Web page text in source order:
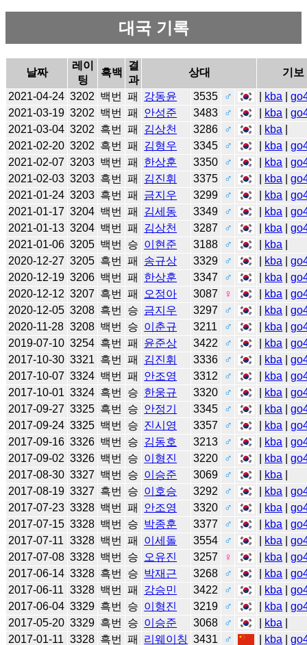
대국 기록
날짜
레이
팅
흑백
결
과
상대 기보
2021-04-24 3202 백번 패 강동윤 3535 ♂ kba |
2021-03-19 3202 백번 패 안성준 3483 ♂ kba |
2021-03-04 3202 흑번 패 김상천 3286 ♂ kba
2021-02-20 3202 흑번 패 김형우 3345 ♂ kba |
2021-02-07 3203 백번 패 한상훈 3350 ♂ kba |
2021-02-03 3203 흑번 패 김진휘 3375 ♂ kba |
2021-01-24 3203 흑번 패 금지우 3299 ♂ kba |
2021-01-17 3204 백번 패 김세동 3349 ♂ kba |
2021-01-13 3204 백번 패 김상천 3287 ♂ kba |
2021-01-06 3205 백번 승 이현준 3188 ♂ kba
2020-12-27 3205 흑번 패 송규상 3329 ♂ kba |
2020-12-19 3206 백번 패 한상훈 3347 ♂ kba |
2020-12-12 3207 흑번 패 오정아 3087 ♀ kba |
2020-12-05 3208 흑번 승 금지우 3297 ♂ kba |
2020-11-28 3208 백번 승 이춘규 3211 ♂ kba |
2019-07-10 3254 흑번 패 윤준상 3422 ♂ kba |
2017-10-30 3321 흑번 패 김진휘 3336 ♂ kba |
2017-10-07 3324 백번 패 안조영 3312 ♂ kba |
2017-10-01 3324 흑번 승 한웅규 3320 ♂ kba |
2017-09-27 3325 흑번 승 안정기 3345 ♂ kba |
2017-09-24 3325 백번 승 진시영 3357 ♂ kba |
2017-09-16 3326 백번 승 김동호 3213 ♂ kba |
2017-09-02 3326 백번 승 이형진 3220 ♂ kba |
2017-08-30 3327 백번 승 이승준 3069 ♂ kba
2017-08-19 3327 흑번 승 이호승 3292 ♂ kba |
2017-07-23 3328 백번 패 안조영 3320 ♂ kba |
2017-07-15 3328 백번 승 박종훈 3377 ♂ kba |
2017-07-11 3328 백번 패 이세돌 3554 ♂ kba |
2017-07-08 3328 백번 승 오유진 3257 ♀ kba |
2017-06-14 3328 흑번 승 박재근 3268 ♂ kba |
2017-06-11 3328 백번 패 강승민 3422 ♂ kba |
2017-06-04 3329 흑번 승 이형진 3219 ♂ kba |
2017-05-20 3329 흑번 승 이승준 3068 ♂ kba
2017-01-11 3328 흑번 패 리웨이칭 3431 ♂ kba |